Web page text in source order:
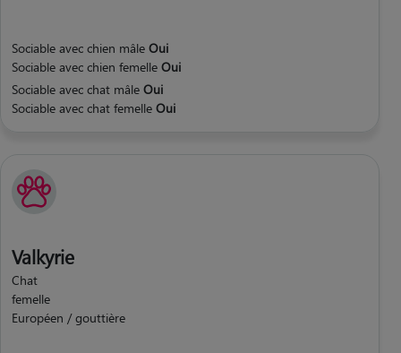
Sociable avec chien mâle Oui
Sociable avec chien femelle Oui
Sociable avec chat mâle Oui
Sociable avec chat femelle Oui
Valkyrie
Chat
femelle
Européen / gouttière